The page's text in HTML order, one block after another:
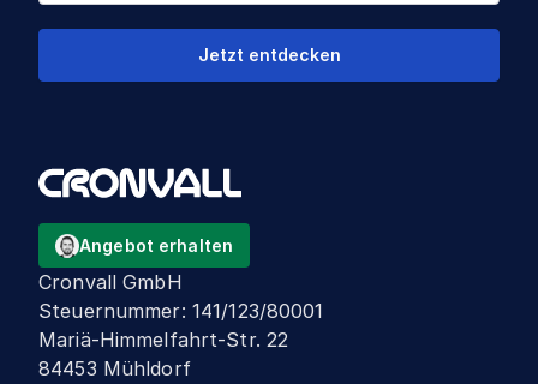
Jetzt entdecken
Angebot erhalten
Cronvall GmbH
Steuernummer: 141/123/80001
Mariä-Himmelfahrt-Str. 22
84453 Mühldorf